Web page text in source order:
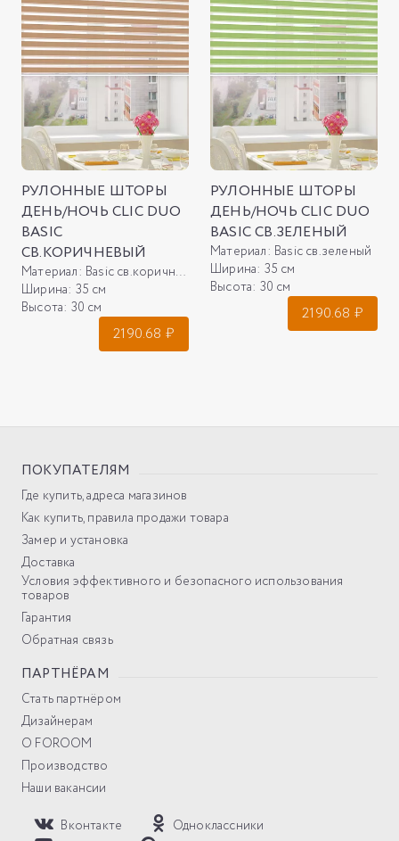
РУЛОННЫЕ ШТОРЫ
ДЕНЬ/НОЧЬ CLIC DUO
BASIC
СВ.КОРИЧНЕВЫЙ
Материал: Basic св.коричневый
Ширина: 35 см
Высота: 30 см
2190.68 ₽
РУЛОННЫЕ ШТОРЫ
ДЕНЬ/НОЧЬ CLIC DUO
BASIC СВ.ЗЕЛЕНЫЙ
Материал: Basic св.зеленый
Ширина: 35 см
Высота: 30 см
2190.68 ₽
ПОКУПАТЕЛЯМ
Где купить, адреса магазинов
Как купить, правила продажи товара
Замер и установка
Доставка
Условия эффективного и безопасного использования
товаров
Гарантия
Обратная связь
ПАРТНЁРАМ
Стать партнёром
Дизайнерам
О FOROOM
Производство
Наши вакансии
Вконтакте
Одноклассники